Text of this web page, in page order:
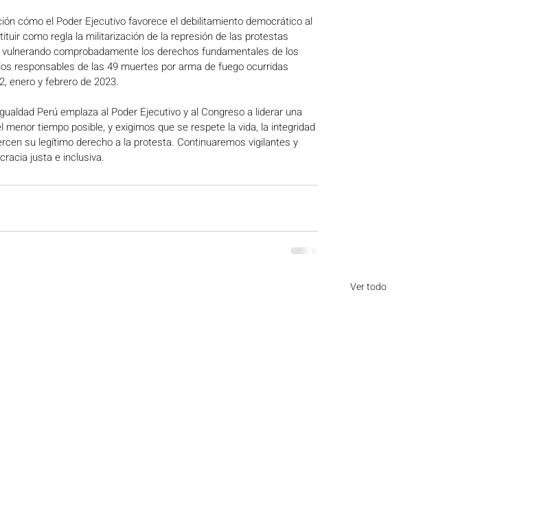
cómo el Poder Ejecutivo favorece el debilitamiento democrático al
como regla la militarización de la represión de las protestas
comprobadamente los derechos fundamentales de los
responsables de las 49 muertes por arma de fuego ocurridas
enero y febrero de 2023.
Perú emplaza al Poder Ejecutivo y al Congreso a liderar una
tiempo posible, y exigimos que se respete la vida, la integridad
su legítimo derecho a la protesta. Continuaremos vigilantes y
justa e inclusiva.
Ver todo